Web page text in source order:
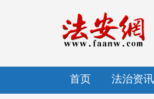
首页 法治资讯